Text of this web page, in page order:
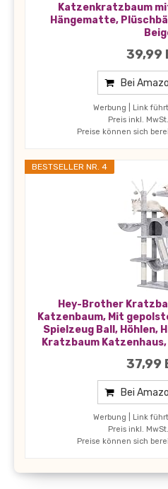
Katzenkratzbaum
Hängematte,
39,99
Bei
Werbung | Link
Preis inkl.
Preise können sich
BESTSELLER NR. 4
Hey-Brother
Katzenbaum, Mit
Spielzeug Ball, Höhlen,
Kratzbaum Katzenhaus,
37,99
Bei
Werbung | Link
Preis inkl.
Preise können sich